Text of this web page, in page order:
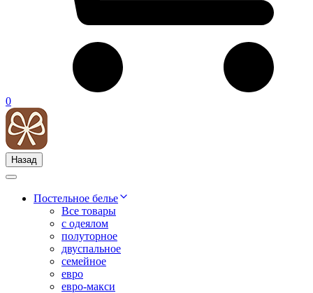
0
Назад
Постельное белье
Все товары
с одеялом
полуторное
двуспальное
семейное
евро
евро-макси